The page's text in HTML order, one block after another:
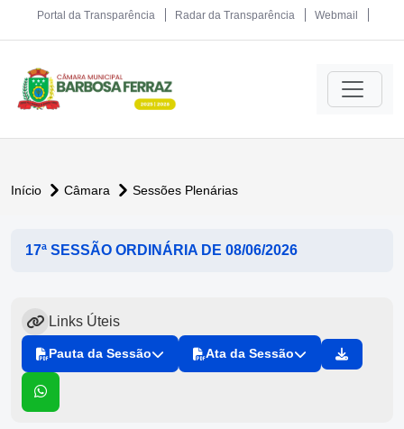
Portal da Transparência Radar da Transparência Webmail
Início Câmara Sessões Plenárias
17ª SESSÃO ORDINÁRIA DE 08/06/2026
Links Úteis
Pauta da Sessão Ata da Sessão